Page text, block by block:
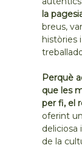
la
breus,
històries
Perquè
que les
per fi, el
oferint
deliciosa
de la